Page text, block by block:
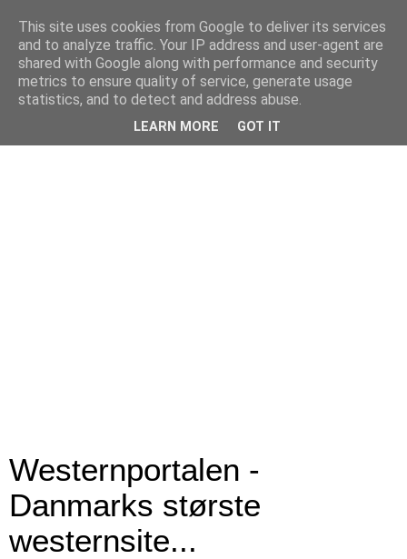
Westernportalen -
Danmarks største
westernsite...
This site uses cookies from Google to deliver its services
and to analyze traffic. Your IP address and user-agent are
shared with Google along with performance and security
metrics to ensure quality of service, generate usage
statistics, and to detect and address abuse.
LEARN MORE GOT IT